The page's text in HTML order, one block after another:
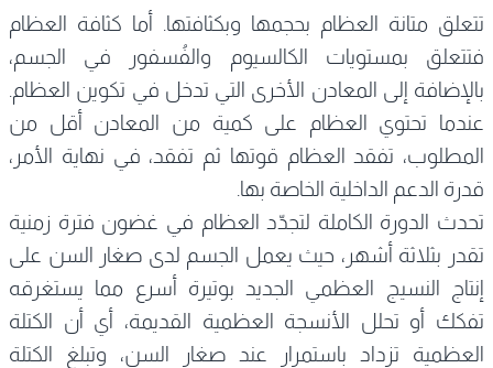
تتعلق متانة العظام بحجمها وبكثافتها. أما كثافة العظام
فتتعلق بمستويات الكالسيوم والفُسفور في الجسم،
بالإضافة إلى المعادن الأخرى التي تدخل في تكوين العظام.
عندما تحتوي العظام على كمية من المعادن أقل من
المطلوب، تفقد العظام قوتها ثم تفقد، في نهاية الأمر،
قدرة الدعم الداخلية الخاصة بها.
تحدث الدورة الكاملة لتجدّد العظام في غضون فترة زمنية
تقدر بثلاثة أشهر، حيث يعمل الجسم لدى صغار السن على
إنتاج النسيج العظمي الجديد بوتيرة أسرع مما يستغرقه
تفكك أو تحلل الأنسجة العظمية القديمة، أي أن الكتلة
العظمية تزداد باستمرار عند صغار السن، وتبلغ الكتلة